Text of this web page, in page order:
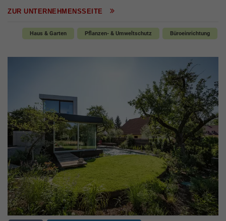
ZUR UNTERNEHMENSSEITE
Haus & Garten Pflanzen- & Umweltschutz Büroeinrichtung